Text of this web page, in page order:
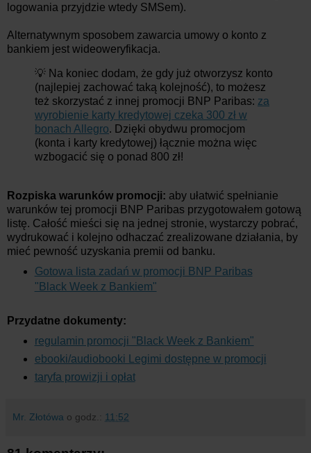
logowania przyjdzie wtedy SMSem).
Alternatywnym sposobem zawarcia umowy o konto z
bankiem jest wideoweryfikacja.
💡 Na koniec dodam, że gdy już otworzysz konto
(najlepiej zachować taką kolejność), to możesz
też skorzystać z innej promocji BNP Paribas: za
wyrobienie karty kredytowej czeka 300 zł w
bonach Allegro. Dzięki obydwu promocjom
(konta i karty kredytowej) łącznie można więc
wzbogacić się o ponad 800 zł!
Rozpiska warunków promocji: aby ułatwić spełnianie
warunków tej promocji BNP Paribas przygotowałem gotową
listę. Całość mieści się na jednej stronie, wystarczy pobrać,
wydrukować i kolejno odhaczać zrealizowane działania, by
mieć pewność uzyskania premii od banku.
Gotowa lista zadań w promocji BNP Paribas
"Black Week z Bankiem"
Przydatne dokumenty:
regulamin promocji "Black Week z Bankiem"
ebooki/audiobooki Legimi dostępne w promocji
taryfa prowizji i opłat
Mr. Złotówa o godz.: 11:52